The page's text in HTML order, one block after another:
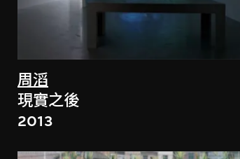
周滔
現實之後
2013